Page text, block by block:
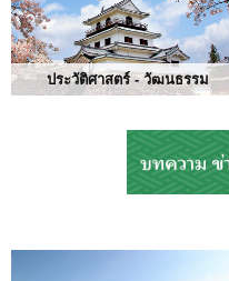
ประวัติศาสตร์ - วัฒนธรรม